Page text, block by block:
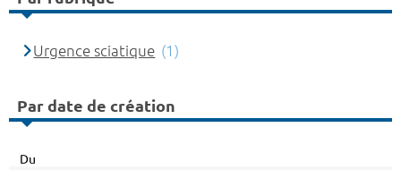
Urgence sciatique (1)
Par date de création
Du